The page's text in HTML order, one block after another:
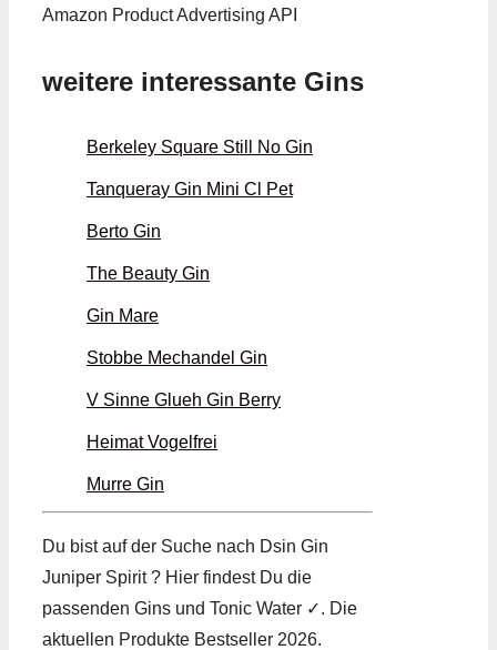
Amazon Product Advertising API
weitere interessante Gins
Berkeley Square Still No Gin
Tanqueray Gin Mini Cl Pet
Berto Gin
The Beauty Gin
Gin Mare
Stobbe Mechandel Gin
V Sinne Glueh Gin Berry
Heimat Vogelfrei
Murre Gin
Du bist auf der Suche nach Dsin Gin
Juniper Spirit ? Hier findest Du die
passenden Gins und Tonic Water ✓. Die
aktuellen Produkte Bestseller 2026.